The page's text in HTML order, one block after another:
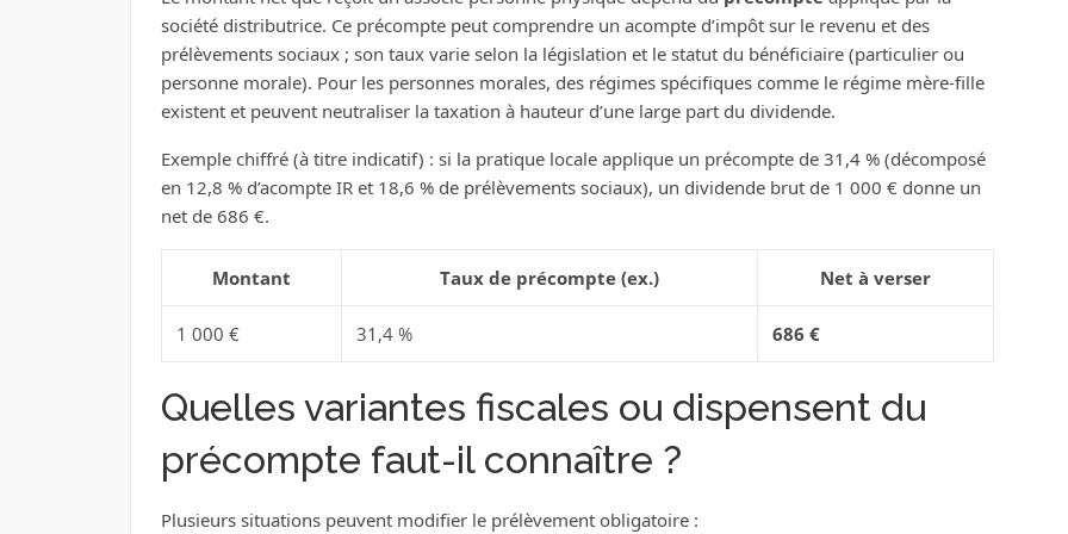
société distributrice. Ce précompte peut comprendre un acompte d’impôt sur le revenu et des
prélèvements sociaux ; son taux varie selon la législation et le statut du bénéficiaire (particulier ou
personne morale). Pour les personnes morales, des régimes spécifiques comme le régime mère-fille
existent et peuvent neutraliser la taxation à hauteur d’une large part du dividende.
Exemple chiffré (à titre indicatif) : si la pratique locale applique un précompte de 31,4 % (décomposé
en 12,8 % d’acompte IR et 18,6 % de prélèvements sociaux), un dividende brut de 1 000 € donne un
net de 686 €.
Montant Taux de précompte (ex.) Net à verser
1 000 € 31,4 % 686 €
Quelles variantes fiscales ou dispensent du
précompte faut-il connaître ?
Plusieurs situations peuvent modifier le prélèvement obligatoire :